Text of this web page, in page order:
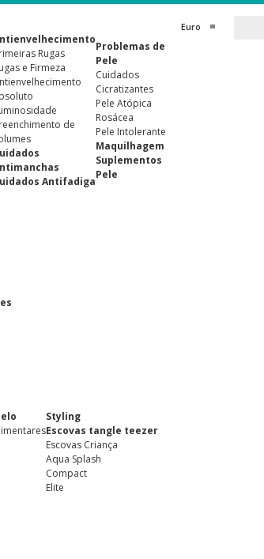
Euro
Rugas
e Firmeza
de
Antifadiga
Problemas de
Pele
Cuidados
Cicratizantes
Pele Atópica
Rosácea
Pele Intolerante
Maquilhagem
Suplementos
Pele
Styling
Escovas tangle teezer
Escovas Criança
Aqua Splash
Compact
Elite